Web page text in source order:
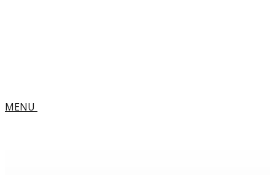
MENU